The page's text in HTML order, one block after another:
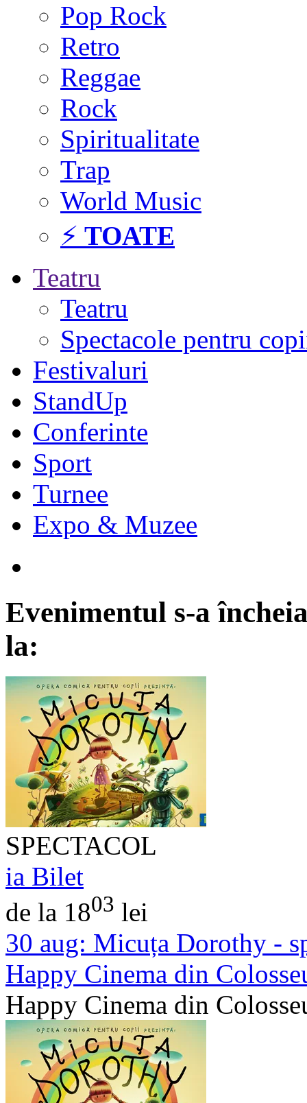
Pop Rock
Retro
Reggae
Rock
Spiritualitate
Trap
World Music
⚡ TOATE
Teatru
Teatru
Spectacole pentru
Festivaluri
StandUp
Conferinte
Sport
Turnee
Expo & Muzee
Evenimentul s-a
la:
SPECTACOL
ia Bilet
de la 1803 lei
30 aug: Micuța Dorothy -
Happy Cinema din
Happy Cinema din